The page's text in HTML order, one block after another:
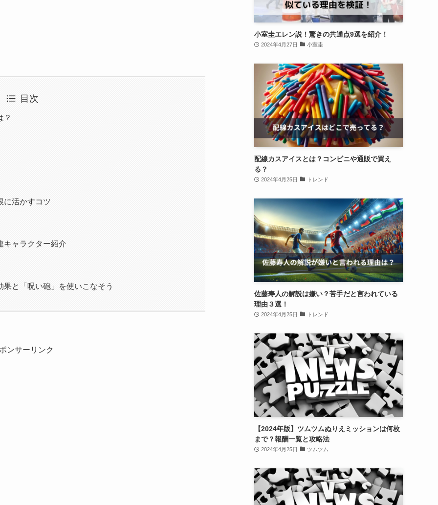
目次
？
に活かすコツ
キャラクター紹介
と「呪い砲」を使いこなそう
ンサーリンク
小室圭エレン説！驚きの共通点9選を紹介！
2024年4月27日 小室圭
配線カスアイスとは？コンビニや通販で買え
る？
2024年4月25日 トレンド
佐藤寿人の解説は嫌い？苦手だと言われている
理由３選！
2024年4月25日 トレンド
【2024年版】ツムツムぬりえミッションは何枚
まで？報酬一覧と攻略法
2024年4月25日 ツムツム